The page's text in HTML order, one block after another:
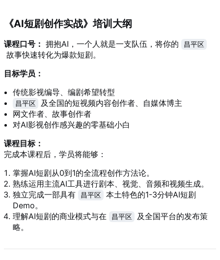
《AI短剧创作实战》培训大纲
课程口号： 拥抱AI，一个人就是一支队伍，将你的 昌平区
故事快速转化为爆款短剧。
目标学员：
传统影视编导、编剧希望转型
昌平区
及全国的短视频内容创作者、自媒体博主
网文作者、故事创作者
对AI影视创作感兴趣的零基础小白
课程目标：
完成本课程后，学员将能够：
掌握AI短剧从0到1的全流程创作方法论。
熟练运用主流AI工具进行剧本、视觉、音频和视频生成。
独立完成一部具有
昌平区
本土特色的1-3分钟AI短剧
Demo。
理解AI短剧的商业模式与在
昌平区
及全国平台的发布策
略。